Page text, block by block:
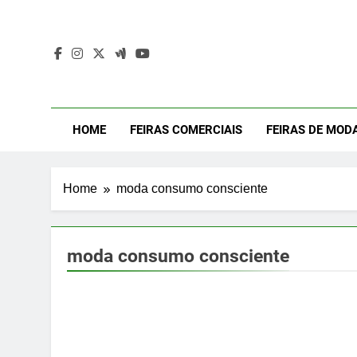
HOME FEIRAS COMERCIAIS FEIRAS DE
Home moda consumo consciente
moda consumo consciente